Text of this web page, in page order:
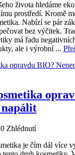
života hledáme
prostředí. Kromě
Nabízí se pár
bez výčitek.
má řadu
ale i výrobní ...
napálit
0 Zhlédnutí
je čím dál více